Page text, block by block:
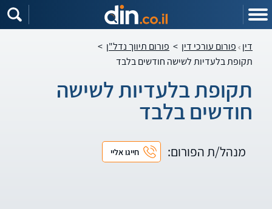
דין פורום עורכי דין > פורום תיווך נדל"ן >
תקופת בלעדיות לשישה חודשים בלבד
תקופת בלעדיות לשישה
חודשים בלבד
מנהל/ת הפורום: חייגו אליי